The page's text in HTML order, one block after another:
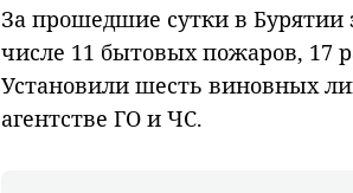
За прошедшие сутки в Бурятии
числе 11 бытовых пожаров, 17
Установили шесть виновных
агентстве ГО и ЧС.